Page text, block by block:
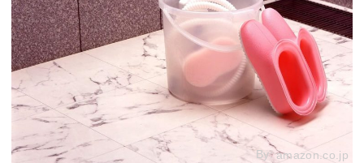
By:amazon.co.jp